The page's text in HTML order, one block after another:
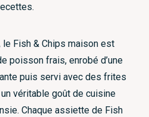
le Fish & Chips maison est
poisson frais, enrobé d’une
puis servi avec des frites
véritable goût de cuisine
Chaque assiette de Fish